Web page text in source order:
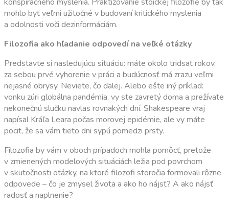
mohlo byť veľmi užitočné v budovaní kritického myslenia
a odolnosti voči dezinformáciám.
Filozofia ako hľadanie odpovedí na veľké otázky
Predstavte si nasledujúcu situáciu: máte okolo tridsať rokov,
za sebou prvé vyhorenie v práci a budúcnosť má zrazu veľmi
nejasné obrysy. Neviete, čo ďalej. Alebo ešte iný príklad:
vonku zúri globálna pandémia, vy ste zavretý doma a prežívate
nekonečnú slučku navlas rovnakých dní. Shakespeare vraj
napísal Kráľa Leara počas morovej epidémie, ale vy máte
pocit, že sa vám tieto dni sypú pomedzi prsty.
Filozofia by vám v oboch prípadoch mohla pomôcť, pretože
v zmienených modelových situáciách ležia pod povrchom
v skutočnosti otázky, na ktoré filozofi storočia formovali rôzne
odpovede – čo je zmysel života a ako ho nájsť? A ako nájsť
radosť a naplnenie?